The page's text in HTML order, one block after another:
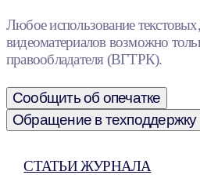
Любое использование
видеоматериалов возможно
правообладателя (ВГТРК).
Сообщить об опечатке
Обращение в техподдержку
СТАТЬИ ЖУРНАЛА